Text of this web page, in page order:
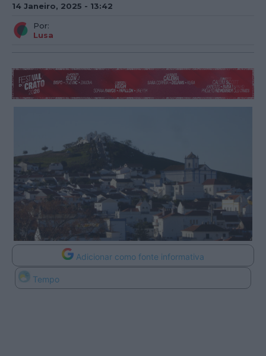
14 Janeiro, 2025 - 13:42
Por:
Lusa
Adicionar como fonte informativa
Tempo